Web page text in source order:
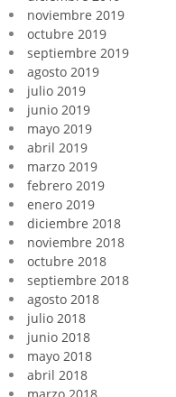
noviembre 2019
octubre 2019
septiembre 2019
agosto 2019
julio 2019
junio 2019
mayo 2019
abril 2019
marzo 2019
febrero 2019
enero 2019
diciembre 2018
noviembre 2018
octubre 2018
septiembre 2018
agosto 2018
julio 2018
junio 2018
mayo 2018
abril 2018